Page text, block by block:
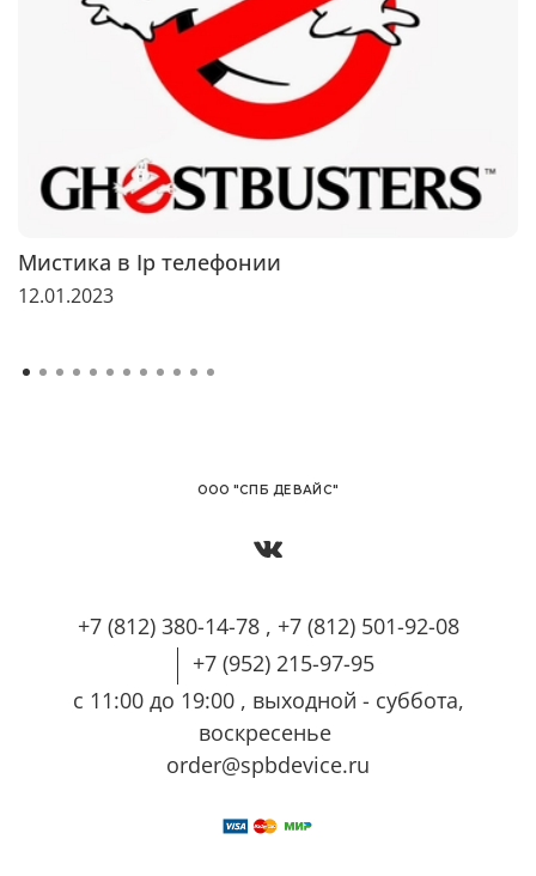
Мистика в Ip телефонии
12.01.2023
+7 (812) 380-14-78 , +7 (812) 501-92-08
+7 (952) 215-97-95
с 11:00 до 19:00 , выходной - суббота,
воскресенье
order@spbdevice.ru
OОО "СПБ ДЕВАЙС"